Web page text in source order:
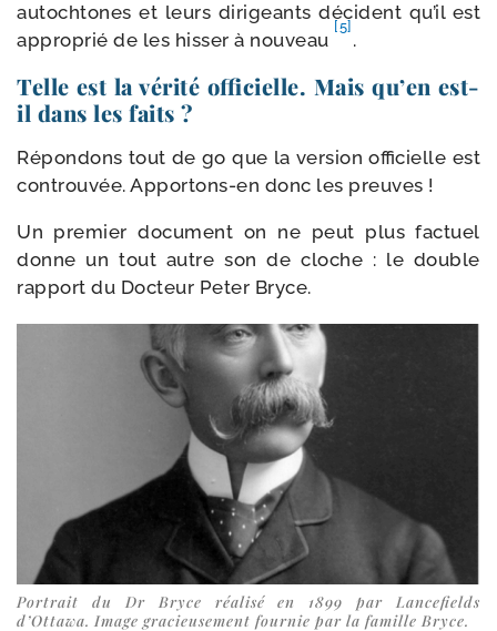
autoch­tones et leurs diri­geants décident qu’il est
appro­prié de les his­ser à nou­veau
[5]
.
Telle est la vérité officielle. Mais qu’en est-​
il dans les faits ?
Répondons tout de go que la ver­sion offi­cielle est
controu­vée. Apportons-​en donc les preuves !
Un pre­mier docu­ment on ne peut plus fac­tuel
donne un tout autre son de cloche : le double
rap­port du Docteur Peter Bryce.
Portrait du Dr Bryce réa­li­sé en 1899 par Lancefields
d’Ottawa. Image gra­cieu­se­ment four­nie par la famille Bryce.